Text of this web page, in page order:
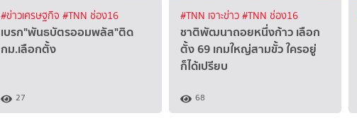
#ข่าวเศรษฐกิจ #TNN ช่อง16
เบรก"พันธบัตรออมพลัส"ติด
กม.เลือกตั้ง
27
#TNN เจาะข่าว#TNN ช่อง16
ชาติพัฒนาถอยหนึ่งก้าว เลือก
ตั้ง 69 เกมใหญ่สามขั้ว ใครอยู่
ก็ได้เปรียบ
68